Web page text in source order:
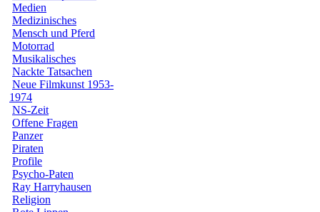
Medien
Medizinisches
Mensch und Pferd
Motorrad
Musikalisches
Nackte Tatsachen
Neue Filmkunst 1953-
1974
NS-Zeit
Offene Fragen
Panzer
Piraten
Profile
Psycho-Paten
Ray Harryhausen
Religion